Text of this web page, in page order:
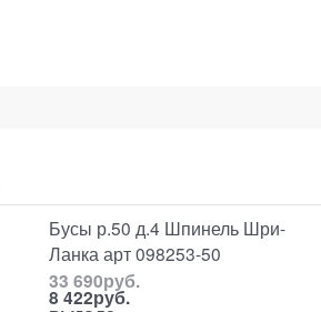
Бусы р.50 д.4 Шпинель Шри-
Ланка арт 098253-50
33 690руб.
8 422руб.